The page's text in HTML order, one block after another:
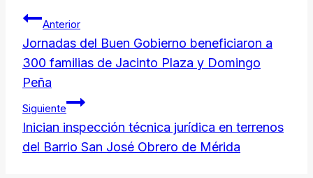
Navegación
de
entradas
Anterior
Jornadas del Buen Gobierno beneficiaron a
300 familias de Jacinto Plaza y Domingo
Peña
Siguiente
Inician inspección técnica jurídica en terrenos
del Barrio San José Obrero de Mérida